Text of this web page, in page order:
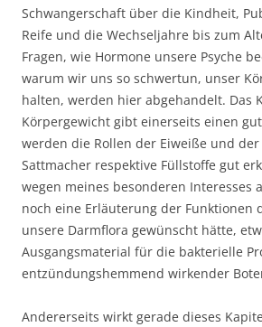
Schwangerschaft über die Kindheit,
Reife und die Wechseljahre bis zum
Fragen, wie Hormone unsere Psyche
warum wir uns so schwertun, unser
halten, werden hier abgehandelt. Das
Körpergewicht gibt einerseits einen
werden die Rollen der Eiweiße und
Sattmacher respektive Füllstoffe gut
wegen meines besonderen Interesses
noch eine Erläuterung der Funktionen
unsere Darmflora gewünscht hätte,
Ausgangsmaterial für die bakterielle
entzündungshemmend wirkender
Andererseits wirkt gerade dieses